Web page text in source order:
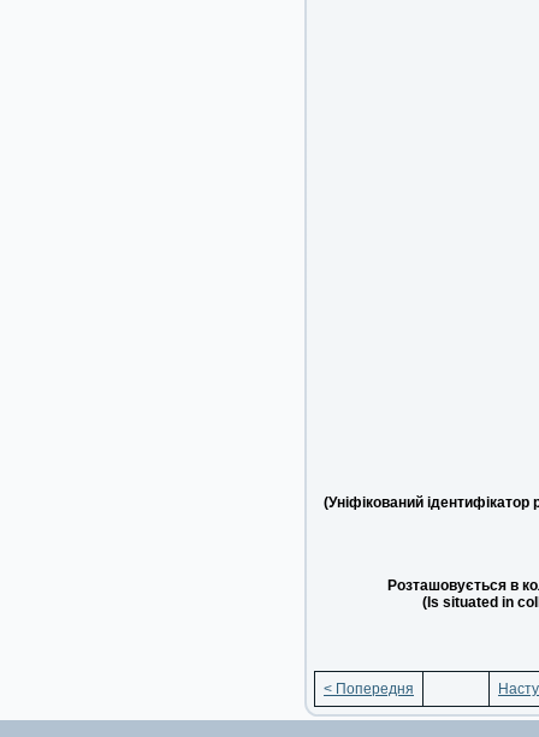
(Уніфікований ідентифікатор
Розташовується в
(Is situated in
< Попередня